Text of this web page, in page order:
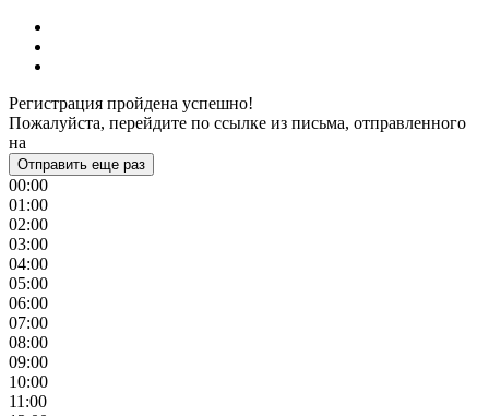
Регистрация пройдена успешно!
Пожалуйста, перейдите по ссылке из письма, отправленного
на
Отправить еще раз
00:00
01:00
02:00
03:00
04:00
05:00
06:00
07:00
08:00
09:00
10:00
11:00